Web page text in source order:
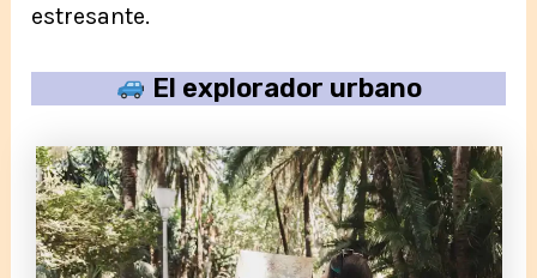
estresante.
El explorador urbano